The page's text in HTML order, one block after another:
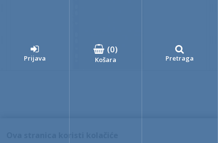
Prijava
(0)
Košara Pretraga